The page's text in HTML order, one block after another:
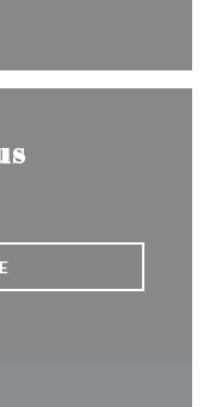
((opens in a new